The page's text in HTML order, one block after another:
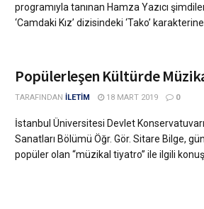
programıyla tanınan Hamza Yazıcı
‘Camdaki Kız’ dizisindeki ‘Tako’ karakterine
Popülerleşen Kültürde
TARAFINDAN İLETİM 18 MART 2019 0
İstanbul Üniversitesi Devlet
Sanatları Bölümü Öğr. Gör. Sitare Bilge,
popüler olan “müzikal tiyatro” ile ilgili